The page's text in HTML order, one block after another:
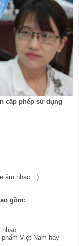
cấp phép sử dụng
âm nhạc…)
gồm:
nhạc.
Việt Nam hay